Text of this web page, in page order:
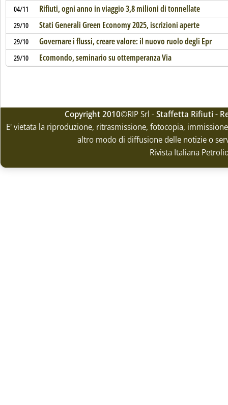
04/11 Rifiuti, ogni anno in viaggio 3,8 milioni di tonnellate
29/10 Stati Generali Green Economy 2025, iscrizioni aperte
29/10 Governare i flussi, creare valore: il nuovo ruolo degli Epr
29/10 Ecomondo, seminario su ottemperanza Via
Copyright 2010©RIP Srl -Staffetta Rifiuti -
E' vietata la riproduzione, ritrasmissione, fotocopia,
altro modo di diffusione delle notizie o
Rivista Italiana